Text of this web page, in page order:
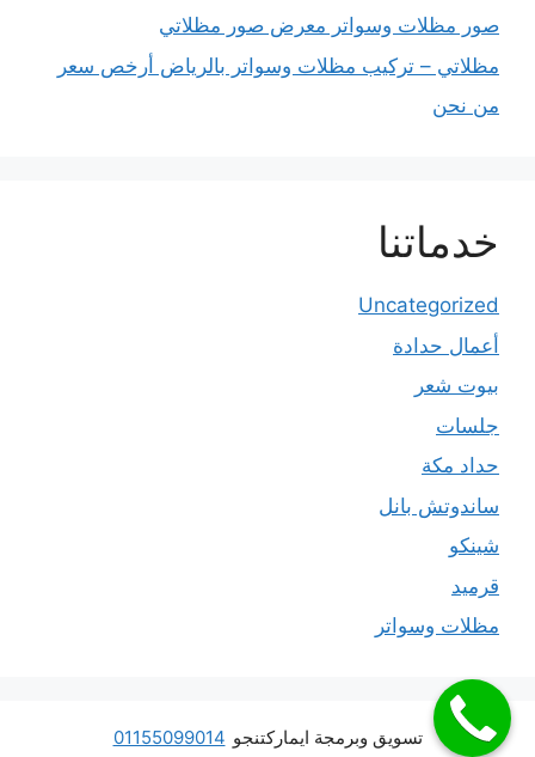
صور مظلات وسواتر معرض صور مظلاتي
مظلاتي – تركيب مظلات وسواتر بالرياض أرخص سعر
من نحن
خدماتنا
Uncategorized
أعمال حدادة
بيوت شعر
جلسات
حداد مكة
ساندوتش بانل
شينكو
قرميد
مظلات وسواتر
تسويق وبرمجة ايماركتنجو 01155099014